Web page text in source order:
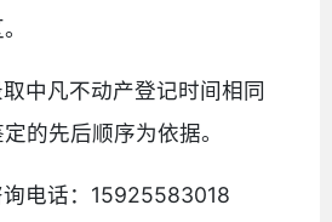
取中凡不动产登记时间相同
的先后顺序为依据。
询电话：15925583018